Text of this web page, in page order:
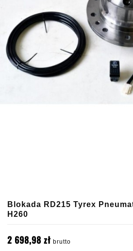
Blokada RD215 Tyrex
H260
2 698,98 zł brutto